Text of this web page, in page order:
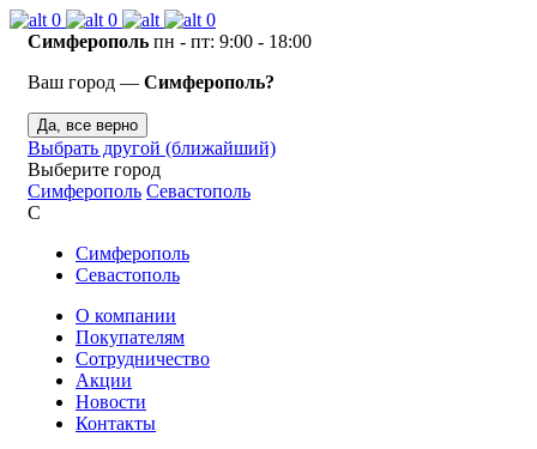
0 0
0
Симферополь пн - пт: 9:00 - 18:00
Ваш город — Симферополь?
Да, все верно
Выбрать другой (ближайший)
Выберите город
Симферополь Севастополь
С
Симферополь
Севастополь
О компании
Покупателям
Сотрудничество
Акции
Новости
Контакты